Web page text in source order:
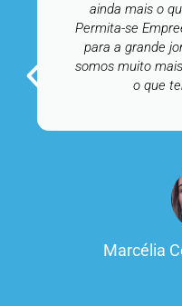
ainda mais o
Permita-se
para a grande
somos muito
o que
Marcélia